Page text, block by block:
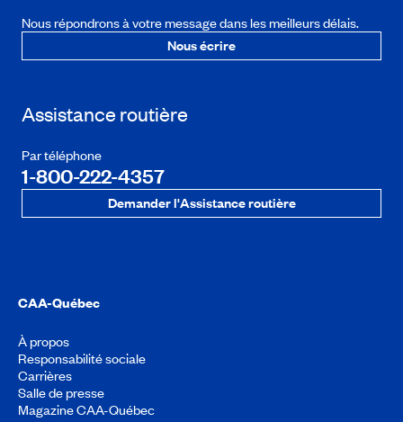
Nous répondrons à votre message dans les meilleurs délais.
Nous écrire
Assistance routière
Par téléphone
1-800-222-4357
Demander l'Assistance routière
CAA-Québec
À propos
Responsabilité sociale
Carrières
Salle de presse
Magazine CAA-Québec